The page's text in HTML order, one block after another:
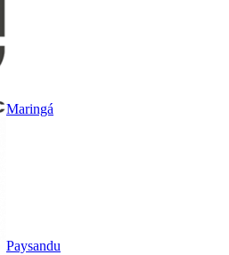
Maringá
Paysandu